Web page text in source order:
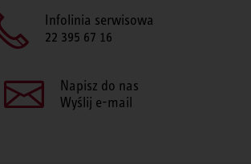
Infolinia serwisowa
22 395 67 16
Napisz do nas
Wyślij e-mail